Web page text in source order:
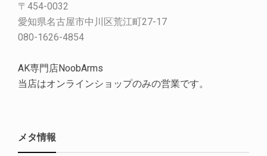
〒454-0032
愛知県名古屋市中川区荒江町27-17
080-1626-4854
AK専門店NoobArms
当店はオンラインショップのみの営業です。
メタ情報